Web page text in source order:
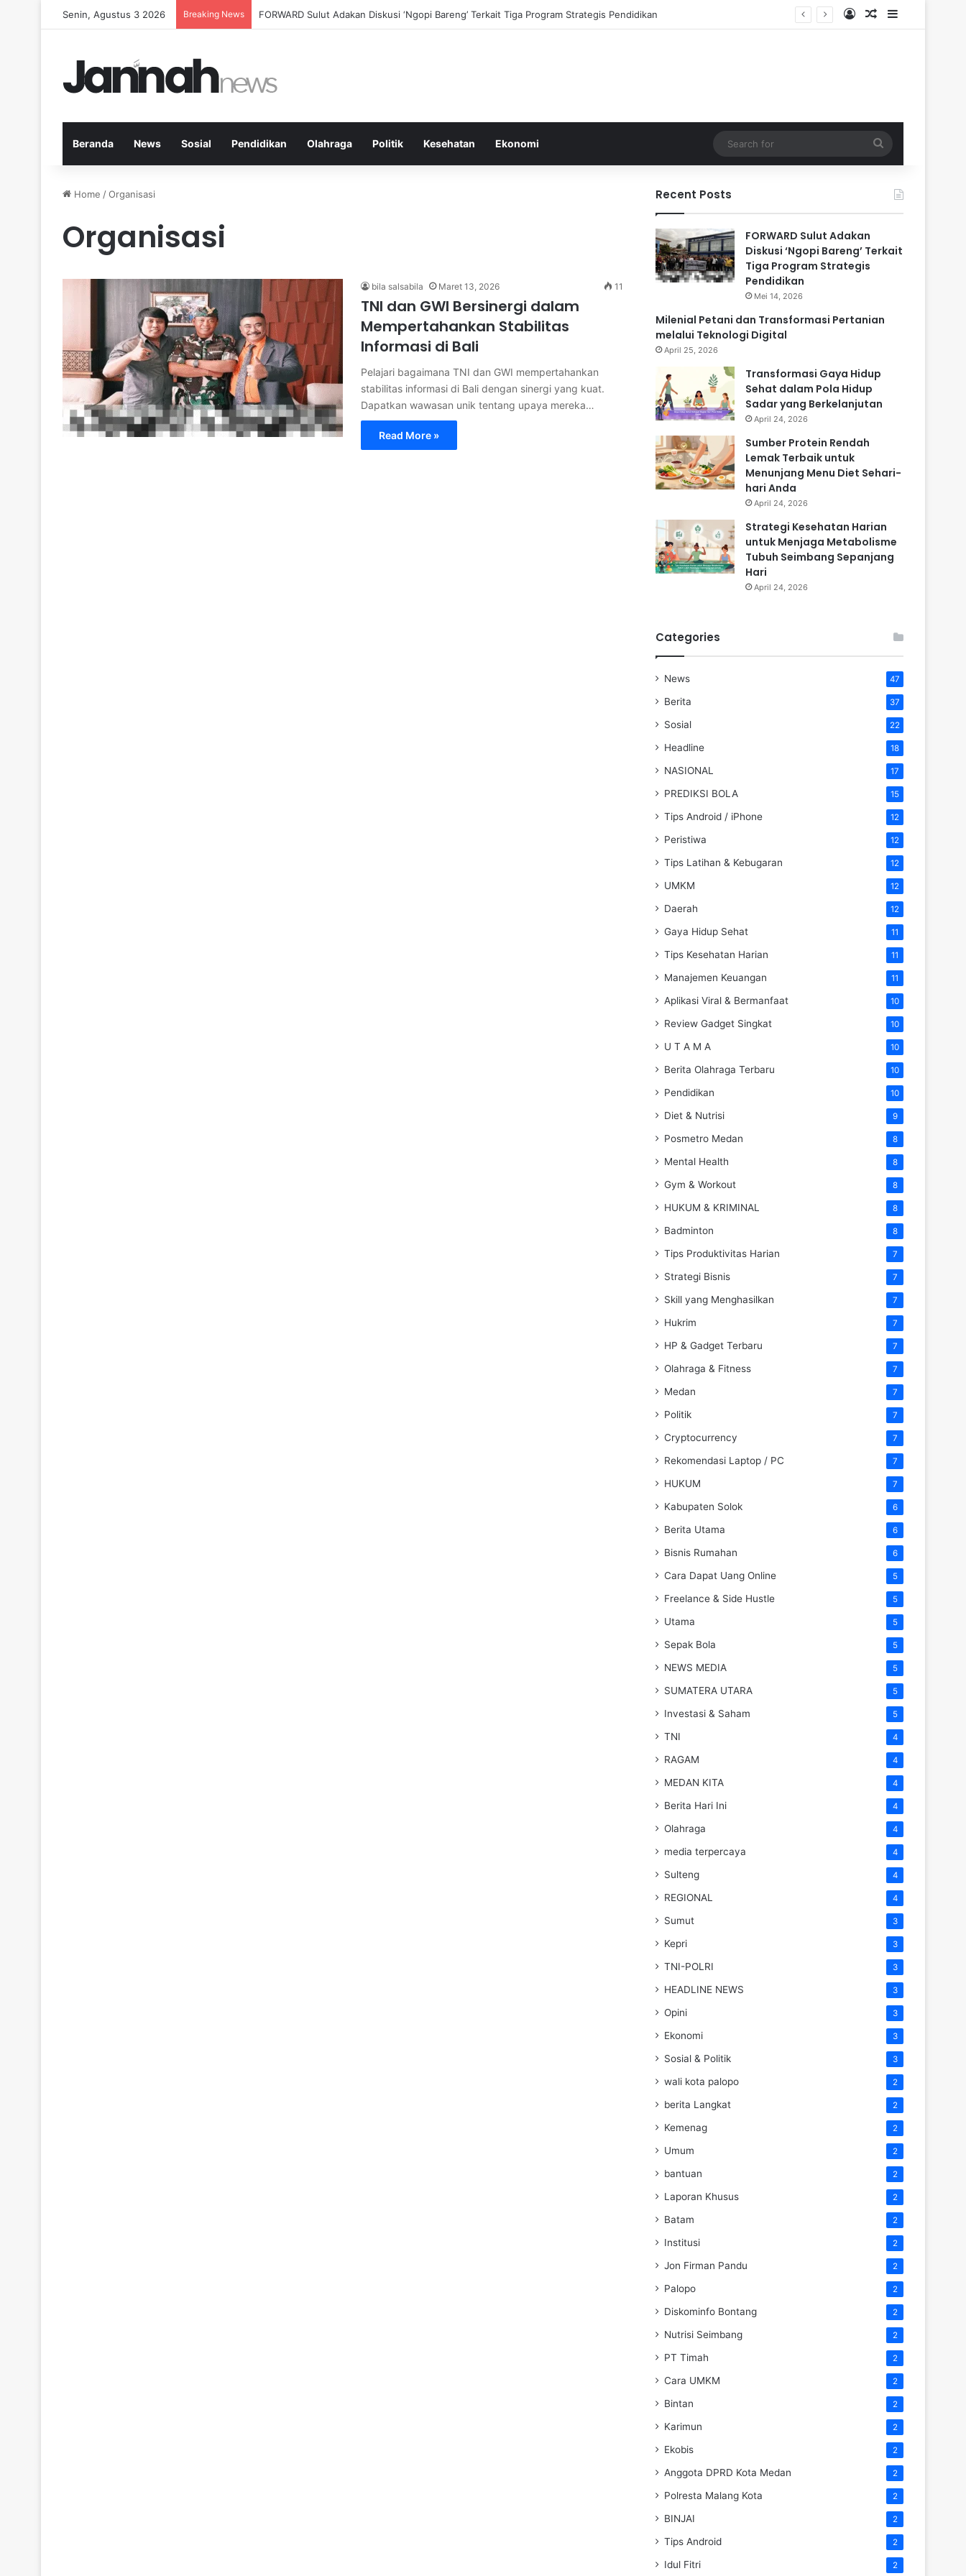
Senin, Agustus 3 2026 Breaking News Milenial Petani dan Transformasi Pertanian melalui Teknologi Digital Log InRandom Article
Sidebar
Beranda News Sosial Pendidikan Olahraga Politik Kesehatan Ekonomi
for
Home /Organisasi
Organisasi
bila salsabila Maret 13, 2026 11
TNI dan GWI Bersinergi dalam
Mempertahankan Stabilitas
Informasi di Bali
Pelajari bagaimana TNI dan GWI mempertahankan
stabilitas informasi di Bali dengan sinergi yang kuat.
Dapatkan wawasan unik tentang upaya mereka…
Read More »
Recent Posts
FORWARD Sulut Adakan
Diskusi ‘Ngopi Bareng’ Terkait
Tiga Program Strategis
Pendidikan
Mei 14, 2026
Milenial Petani dan Transformasi Pertanian
melalui Teknologi Digital
April 25, 2026
Transformasi Gaya Hidup
Sehat dalam Pola Hidup
Sadar yang Berkelanjutan
April 24, 2026
Sumber Protein Rendah
Lemak Terbaik untuk
Menunjang Menu Diet Sehari-
hari Anda
April 24, 2026
Strategi Kesehatan Harian
untuk Menjaga Metabolisme
Tubuh Seimbang Sepanjang
Hari
April 24, 2026
Categories
News 47
Berita 37
Sosial 22
Headline 18
NASIONAL 17
PREDIKSI BOLA 15
Tips Android / iPhone 12
Peristiwa 12
Tips Latihan & Kebugaran 12
UMKM 12
Daerah 12
Gaya Hidup Sehat 11
Tips Kesehatan Harian 11
Manajemen Keuangan 11
Aplikasi Viral & Bermanfaat 10
Review Gadget Singkat 10
U T A M A 10
Berita Olahraga Terbaru 10
Pendidikan 10
Diet & Nutrisi 9
Posmetro Medan 8
Mental Health 8
Gym & Workout 8
HUKUM & KRIMINAL 8
Badminton 8
Tips Produktivitas Harian 7
Strategi Bisnis 7
Skill yang Menghasilkan 7
Hukrim 7
HP & Gadget Terbaru 7
Olahraga & Fitness 7
Medan 7
Politik 7
Cryptocurrency 7
Rekomendasi Laptop / PC 7
HUKUM 7
Kabupaten Solok 6
Berita Utama 6
Bisnis Rumahan 6
Cara Dapat Uang Online 5
Freelance & Side Hustle 5
Utama 5
Sepak Bola 5
NEWS MEDIA 5
SUMATERA UTARA 5
Investasi & Saham 5
TNI 4
RAGAM 4
MEDAN KITA 4
Berita Hari Ini 4
Olahraga 4
media terpercaya 4
Sulteng 4
REGIONAL 4
Sumut 3
Kepri 3
TNI-POLRI 3
HEADLINE NEWS 3
Opini 3
Ekonomi 3
Sosial & Politik 3
wali kota palopo 2
berita Langkat 2
Kemenag 2
Umum 2
bantuan 2
Laporan Khusus 2
Batam 2
Institusi 2
Jon Firman Pandu 2
Palopo 2
Diskominfo Bontang 2
Nutrisi Seimbang 2
PT Timah 2
Cara UMKM 2
Bintan 2
Karimun 2
Ekobis 2
Anggota DPRD Kota Medan 2
Polresta Malang Kota 2
BINJAI 2
Tips Android 2
Idul Fitri 2